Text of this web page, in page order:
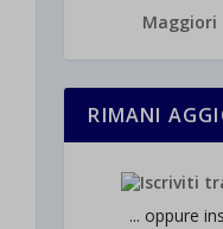
RIMANI
... oppure